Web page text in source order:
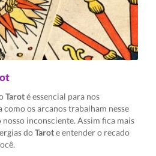
Taroté essencial para nos
os arcanos trabalham nesse
inconsciente. Assim fica mais
doTarote entender o recado